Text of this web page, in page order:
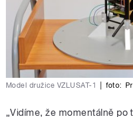
Model družice VZLUSAT-1 foto:
„Vidíme, že momentálně